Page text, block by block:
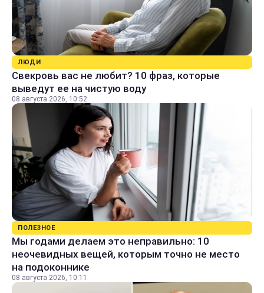
ЛЮДИ
Свекровь вас не любит? 10 фраз, которые
выведут ее на чистую воду
08 августа 2026, 10:52
ПОЛЕЗНОЕ
Мы годами делаем это неправильно: 10
неочевидных вещей, которым точно не место
на подоконнике
08 августа 2026, 10:11